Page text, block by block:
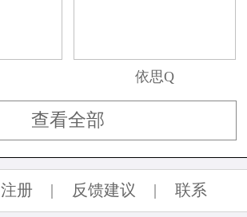
依思Q
查看全部
注册 反馈建议 联系